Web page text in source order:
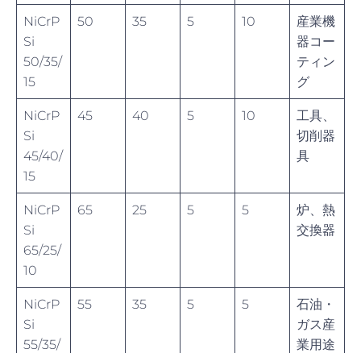
NiCrP
Si
50/35/
15
50 35 5 10
産業機
器コー
ティン
グ
NiCrP
Si
45/40/
15
45 40 5 10
工具、
切削器
具
NiCrP
Si
65/25/
10
65 25 5 5
炉、熱
交換器
NiCrP
Si
55/35/
55 35 5 5
石油・
ガス産
業用途